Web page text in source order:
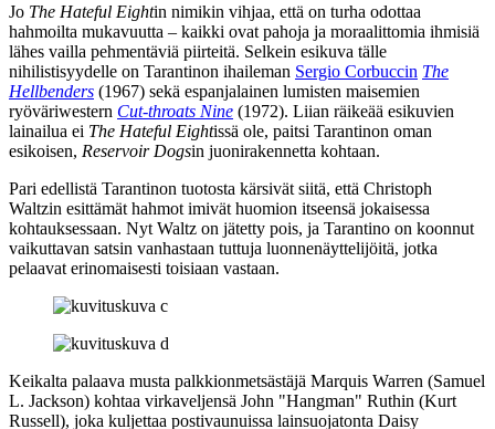
Jo The Hateful Eightin nimikin vihjaa, että on turha odottaa
hahmoilta mukavuutta – kaikki ovat pahoja ja moraalittomia ihmisiä
lähes vailla pehmentäviä piirteitä. Selkein esikuva tälle
nihilistisyydelle on Tarantinon ihaileman Sergio Corbuccin The
Hellbenders (1967) sekä espanjalainen lumisten maisemien
ryöväriwestern Cut‑throats Nine (1972). Liian räikeää esikuvien
lainailua ei The Hateful Eightissä ole, paitsi Tarantinon oman
esikoisen, Reservoir Dogsin juonirakennetta kohtaan.
Pari edellistä Tarantinon tuotosta kärsivät siitä, että Christoph
Waltzin esittämät hahmot imivät huomion itseensä jokaisessa
kohtauksessaan. Nyt Waltz on jätetty pois, ja Tarantino on koonnut
vaikuttavan satsin vanhastaan tuttuja luonnenäyttelijöitä, jotka
pelaavat erinomaisesti toisiaan vastaan.
Keikalta palaava musta palkkionmetsästäjä Marquis Warren (Samuel
L. Jackson) kohtaa virkaveljensä John "Hangman" Ruthin (Kurt
Russell), joka kuljettaa postivaunuissa lainsuojatonta Daisy